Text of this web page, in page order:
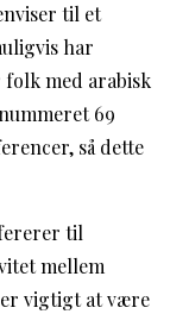
til et
har
med arabisk
69
så dette
til
mellem
vigtigt at være